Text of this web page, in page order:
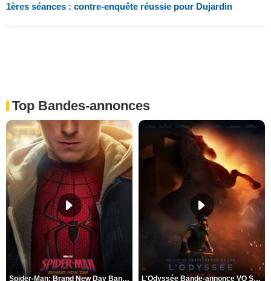
1ères séances : contre-enquête réussie pour Dujardin
Top Bandes-annonces
Spider-Man: Brand New Day Bande-annonce VO STFR L'Odyssée Bande-annonce VO STFR